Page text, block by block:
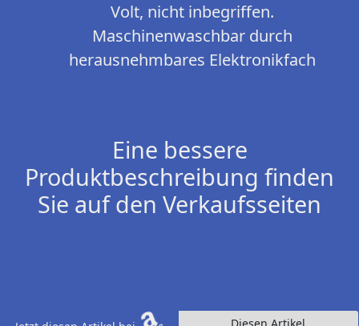
Volt, nicht inbegriffen.
Maschinenwaschbar durch
herausnehmbares Elektronikfach
Eine bessere
Produktbeschreibung finden
Sie auf den Verkaufsseiten